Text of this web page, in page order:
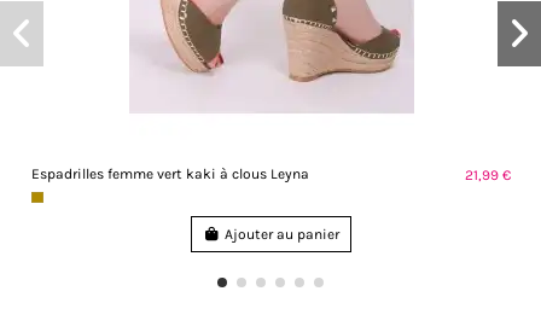
Espadrilles femme vert kaki à clous Leyna 21,99 €
Ajouter au panier